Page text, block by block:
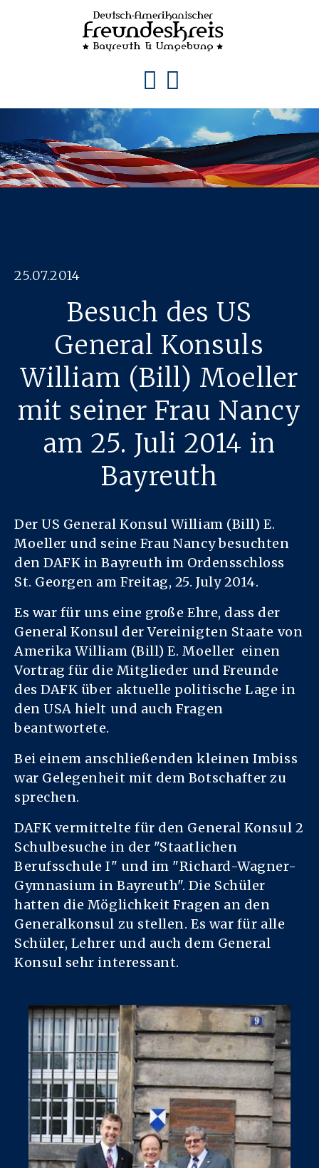
25.07.2014
Besuch des US
General Konsuls
William (Bill) Moeller
mit seiner Frau Nancy
am 25. Juli 2014 in
Bayreuth
Der US General Konsul William (Bill) E.
Moeller und seine Frau Nancy besuchten
den DAFK in Bayreuth im Ordensschloss
St. Georgen am Freitag, 25. July 2014.
Es war für uns eine große Ehre, dass der
General Konsul der Vereinigten Staate von
Amerika William (Bill) E. Moeller einen
Vortrag für die Mitglieder und Freunde
des DAFK über aktuelle politische Lage in
den USA hielt und auch Fragen
beantwortete.
Bei einem anschließenden kleinen Imbiss
war Gelegenheit mit dem Botschafter zu
sprechen.
DAFK vermittelte für den General Konsul 2
Schulbesuche in der "Staatlichen
Berufsschule I" und im "Richard-Wagner-
Gymnasium in Bayreuth". Die Schüler
hatten die Möglichkeit Fragen an den
Generalkonsul zu stellen. Es war für alle
Schüler, Lehrer und auch dem General
Konsul sehr interessant.